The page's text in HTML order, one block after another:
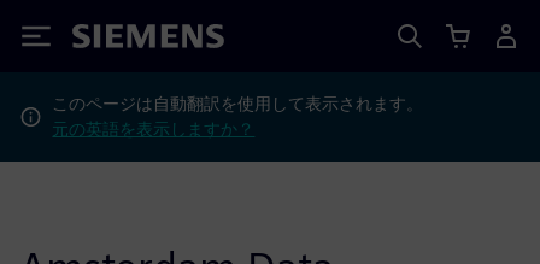
Siemens
このページは自動翻訳を使用して表示されます。
元の英語を表示しますか？